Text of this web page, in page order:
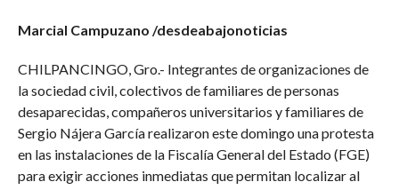
Marcial Campuzano /desdeabajonoticias
CHILPANCINGO, Gro.- Integrantes de organizaciones de
la sociedad civil, colectivos de familiares de personas
desaparecidas, compañeros universitarios y familiares de
Sergio Nájera García realizaron este domingo una protesta
en las instalaciones de la Fiscalía General del Estado (FGE)
para exigir acciones inmediatas que permitan localizar al